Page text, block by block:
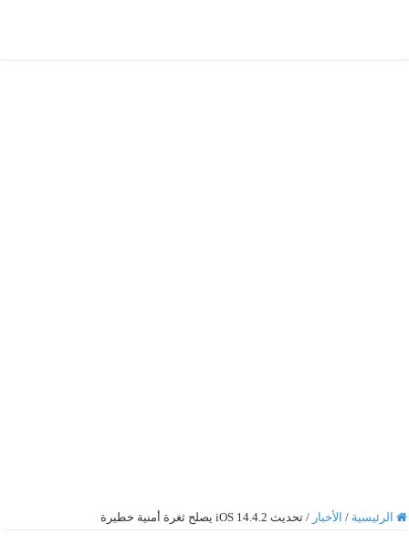
الرئيسية / الأخبار / تحديث iOS 14.4.2 يصلح ثغرة أمنية خطيرة